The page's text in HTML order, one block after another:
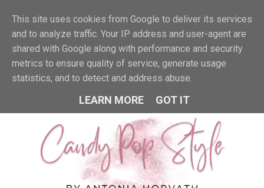
MENU
This site uses cookies from Google to deliver its services
and to analyze traffic. Your IP address and user-agent are
shared with Google along with performance and security
metrics to ensure quality of service, generate usage
statistics, and to detect and address abuse.
LEARN MORE GOT IT